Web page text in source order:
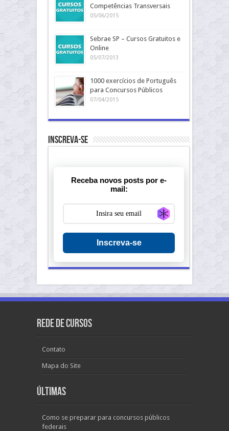
Competências Transversais
05/06/2015
Sebrae SP – Cursos Gratuitos e
Online
05/07/2013
1000 exercícios de Português
para Concursos Públicos
07/04/2015
Inscreva-se
Receba novos posts por e-
mail:
Inscreva-se
Rede de Cursos
Contato
Mapa do Site
Últimas
Como se preparar para concursos públicos
federais